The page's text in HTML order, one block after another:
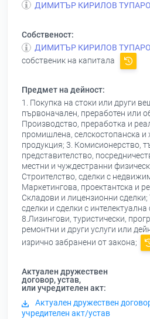
ДИМИТЪР КИРИЛОВ
Собственост:
ДИМИТЪР КИРИЛОВ
собственик на капитала
Предмет на дейност:
1. Покупка на стоки или други
първоначален, преработен или
Производство, преработка и
промишлена, селскостопанска и
продукция; 3. Комисионерство,
представителство,
местни и чуждестранни
Строителство, сделки с
Маркетингова, проектантска и
Складови и лицензионни
сделки и сделки с интелектуална
8.Лизингови, туристически,
ремонтни и други услуги или
изрично забранени от закона;
Актуален дружествен
договор, устав,
или учредителен акт:
Актуален дружествен
учредителен акт/устав